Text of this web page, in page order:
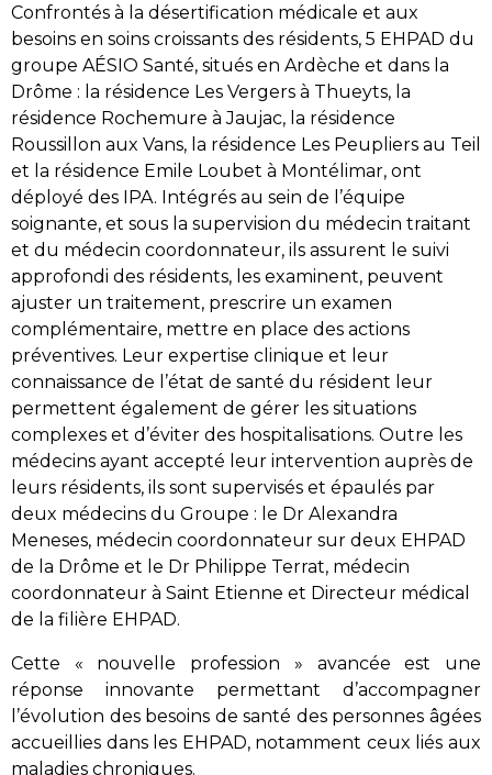
Confrontés à la désertification médicale et aux
besoins en soins croissants des résidents, 5 EHPAD du
groupe AÉSIO Santé, situés en Ardèche et dans la
Drôme : la résidence Les Vergers à Thueyts, la
résidence Rochemure à Jaujac, la résidence
Roussillon aux Vans, la résidence Les Peupliers au Teil
et la résidence Emile Loubet à Montélimar, ont
déployé des IPA. Intégrés au sein de l’équipe
soignante, et sous la supervision du médecin traitant
et du médecin coordonnateur, ils assurent le suivi
approfondi des résidents, les examinent, peuvent
ajuster un traitement, prescrire un examen
complémentaire, mettre en place des actions
préventives. Leur expertise clinique et leur
connaissance de l’état de santé du résident leur
permettent également de gérer les situations
complexes et d’éviter des hospitalisations. Outre les
médecins ayant accepté leur intervention auprès de
leurs résidents, ils sont supervisés et épaulés par
deux médecins du Groupe : le Dr Alexandra
Meneses, médecin coordonnateur sur deux EHPAD
de la Drôme et le Dr Philippe Terrat, médecin
coordonnateur à Saint Etienne et Directeur médical
de la filière EHPAD.
Cette « nouvelle profession » avancée est une
réponse innovante permettant d’accompagner
l’évolution des besoins de santé des personnes âgées
accueillies dans les EHPAD, notamment ceux liés aux
maladies chroniques.